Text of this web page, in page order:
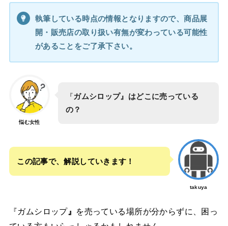
執筆している時点の情報となりますので、商品展
開・販売店の取り扱い有無が変わっている可能性
があることをご了承下さい。
悩む女性
『ガムシロップ』はどこに売っている
の？
takuya
この記事で、解説していきます！
『ガムシロップ』 を売っている場所が分からずに、困っ